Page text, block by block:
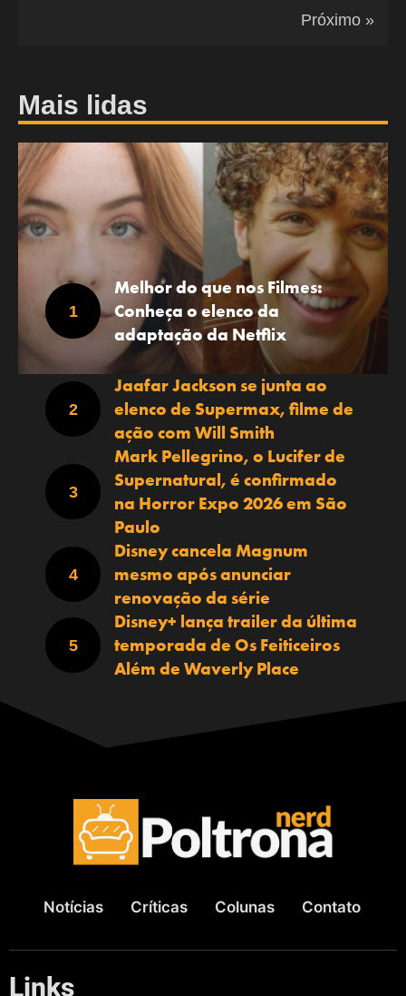
Próximo »
Mais lidas
Melhor do que nos Filmes:
Conheça o elenco da
adaptação da Netflix
Jaafar Jackson se junta ao
elenco de Supermax, filme de
ação com Will Smith
Mark Pellegrino, o Lucifer de
Supernatural, é confirmado
na Horror Expo 2026 em São
Paulo
Disney cancela Magnum
mesmo após anunciar
renovação da série
Disney+ lança trailer da última
temporada de Os Feiticeiros
Além de Waverly Place
Notícias Críticas Colunas Contato
Links